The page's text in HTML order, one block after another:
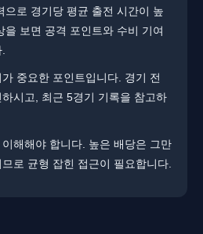
으로 경기당 평균 출전 시간이 높
을 보면 공격 포인트와 수비 기여
중요한 포인트입니다. ​경기 전
시고, 최근 5경기 기록을 참고하
해해야 합니다. ​​높은 배당은 그만
로 균형 잡힌 접근이 필요합니다.